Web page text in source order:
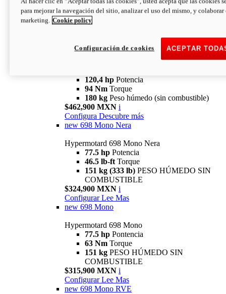
94 NmTorque
180 kgPESO HÚMEDO SIN
COMBUSTIBLE
newV2 SP
120,4 hp Potencia
94 Nm Torque
180 kg Peso húmedo (sin combustible)
$462,900 MXN i
Configura Descubre más
new 698 Mono Nera
Hypermotard 698 Mono Nera
77.5 hp Potencia
46.5 lb-ft Torque
151 kg (333 lb) PESO HÚMEDO SIN
COMBUSTIBLE
$324,900 MXN i
Configurar Lee Mas
new 698 Mono
Hypermotard 698 Mono
77.5 hp Pontencia
63 Nm Torque
151 kg PESO HÚMEDO SIN
COMBUSTIBLE
$315,900 MXN i
Configurar Lee Mas
new 698 Mono RVE
para mejorar la navegación del sitio, analizar el uso del mismo, y colaborar
marketing. Cookie policy
ACEPTAR
Configuración de cookies